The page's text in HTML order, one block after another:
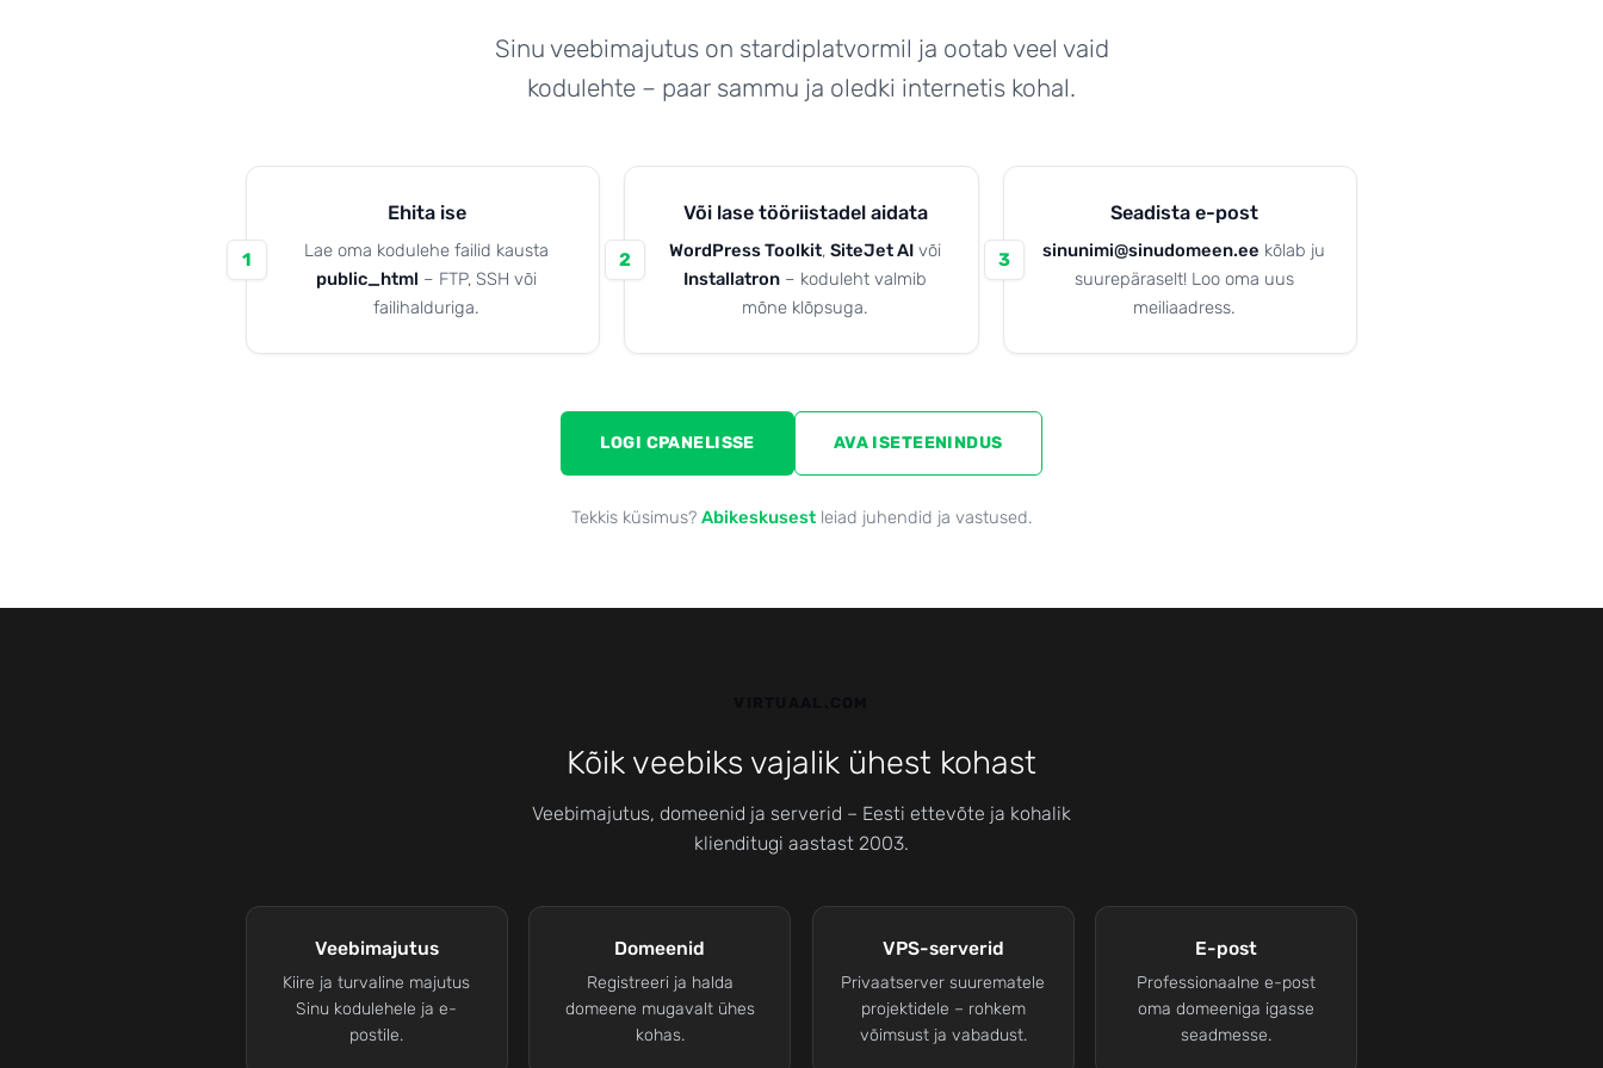
Sinu veebimajutus on stardiplatvormil ja ootab veel vaid
kodulehte – paar sammu ja oledki internetis kohal.
1
Ehita ise
Lae oma kodulehe failid kausta
public_html – FTP, SSH või
failihalduriga.
2
Või lase tööriistadel aidata
WordPress Toolkit,SiteJet AI või
Installatron – koduleht valmib
mõne klõpsuga.
3
Seadista e-post
sinunimi@sinudomeen.ee kõlab ju
suurepäraselt! Loo oma uus
meiliaadress.
LOGI CPANELISSE AVA ISETEENINDUS
Tekkis küsimus? Abikeskusestleiad juhendid ja vastused.
Kõik veebiks vajalik ühest kohast
Veebimajutus, domeenid ja serverid – Eesti ettevõte ja kohalik
klienditugi aastast 2003.
Veebimajutus
Kiire ja turvaline majutus
Sinu kodulehele ja e-
postile.
Domeenid
Registreeri ja halda
domeene mugavalt ühes
kohas.
VPS-serverid
Privaatserver suurematele
projektidele – rohkem
võimsust ja vabadust.
E-post
Professionaalne e-post
oma domeeniga igasse
seadmesse.